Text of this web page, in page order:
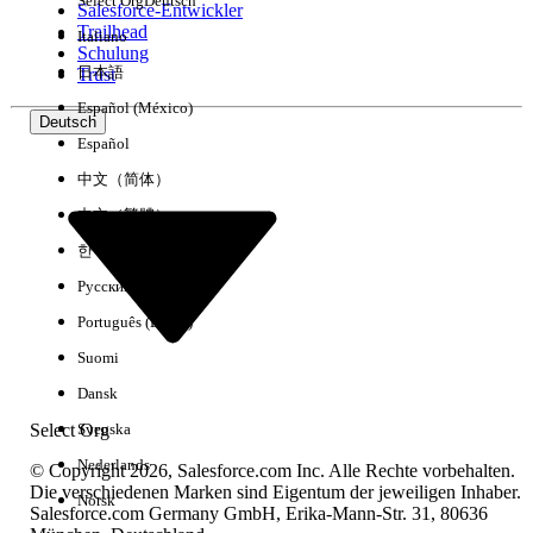
Erfahrung
Keine Ergebnisse
Salesforce-Entwickler
Trailhead
Schulung
Trust
Deutsch
Select Org
Italiano
日本語
Español (México)
Español
中文（简体）
中文（繁體）
한국어
Русский
Português (Brasil)
Suomi
Dansk
Svenska
Nederlands
Norsk
© Copyright 2026, Salesforce.com Inc. Alle Rechte vorbehalten.
Die verschiedenen Marken sind Eigentum der jeweiligen Inhaber.
Salesforce.com Germany GmbH, Erika-Mann-Str. 31, 80636